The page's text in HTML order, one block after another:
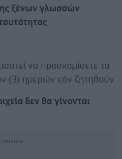
ξένων γλωσσών
να προσκομίσετε τα
(3) ημερών εάν ζητηθούν
δεν θα γίνονται